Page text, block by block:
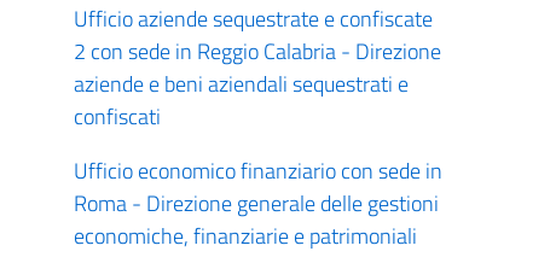
Ufficio aziende sequestrate e confiscate
2 con sede in Reggio Calabria - Direzione
aziende e beni aziendali sequestrati e
confiscati
Ufficio economico finanziario con sede in
Roma - Direzione generale delle gestioni
economiche, finanziarie e patrimoniali